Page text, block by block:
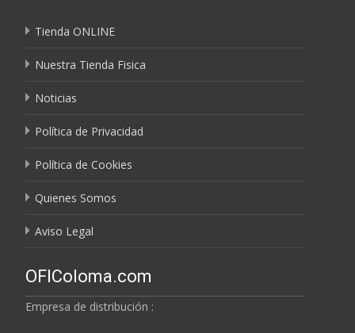
Tienda ONLINE
Nuestra Tienda Fisica
Noticias
Política de Privacidad
Política de Cookies
Quienes Somos
Aviso Legal
OFIColoma.com
Empresa de distribución :